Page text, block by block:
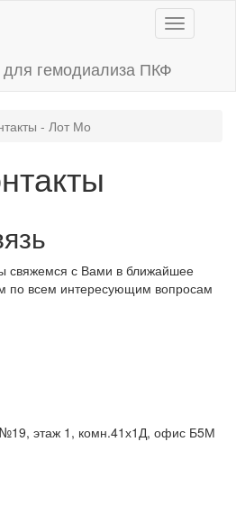
Toggle
navigation
- Лот Мо
свяжемся с Вами в ближайшее
по всем интересующим вопросам
этаж 1, комн.41х1Д, офис Б5М